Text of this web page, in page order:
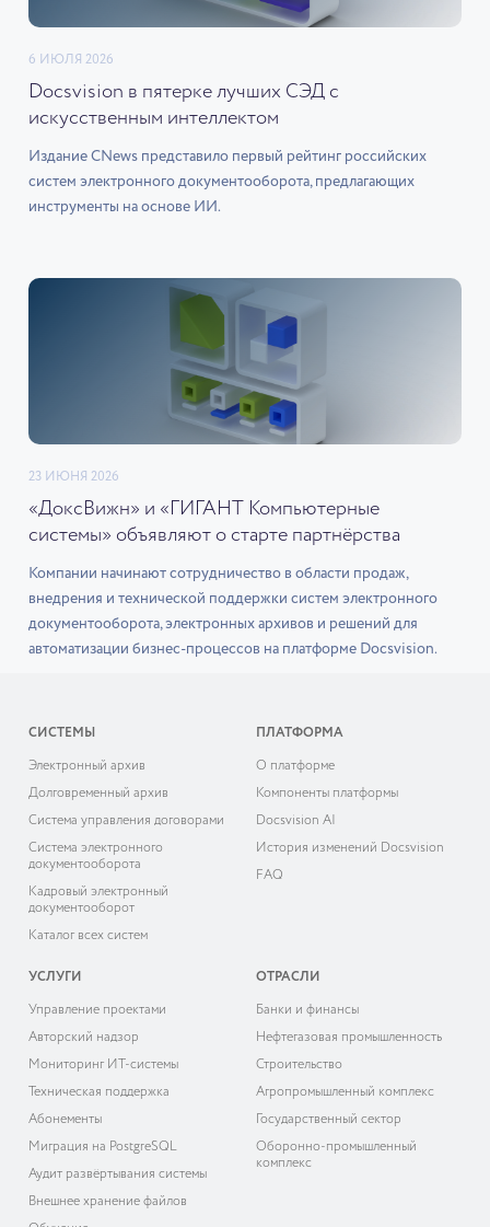
6 ИЮЛЯ 2026
Docsvision в пятерке лучших СЭД с
искусственным интеллектом
Издание CNews представило первый рейтинг российских
систем электронного документооборота, предлагающих
инструменты на основе ИИ.
23 ИЮНЯ 2026
«ДоксВижн» и «ГИГАНТ Компьютерные
системы» объявляют о старте партнёрства
Компании начинают сотрудничество в области продаж,
внедрения и технической поддержки систем электронного
документооборота, электронных архивов и решений для
автоматизации бизнес-процессов на платформе Docsvision.
СИСТЕМЫ
Электронный архив
Долговременный архив
Система управления договорами
Система электронного
документооборота
Кадровый электронный
документооборот
Каталог всех систем
ПЛАТФОРМА
О платформе
Компоненты платформы
Docsvision AI
История изменений Docsvision
FAQ
УСЛУГИ
Управление проектами
Авторский надзор
Мониторинг ИТ-системы
Техническая поддержка
Абонементы
Миграция на PostgreSQL
Аудит развёртывания системы
Внешнее хранение файлов
ОТРАСЛИ
Банки и финансы
Нефтегазовая промышленность
Строительство
Агропромышленный комплекс
Государственный сектор
Оборонно-промышленный
комплекс